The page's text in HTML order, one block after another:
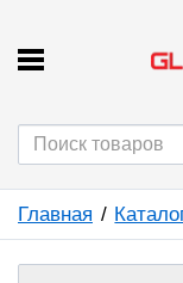
Главная